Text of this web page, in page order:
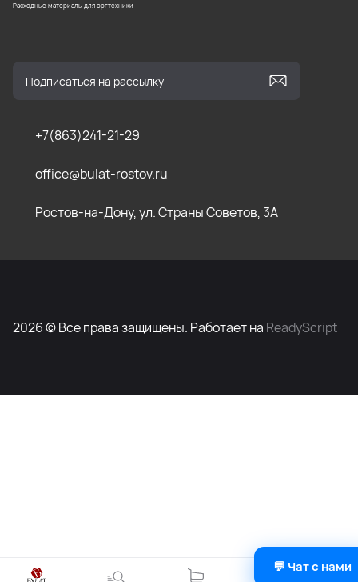
Расходные материалы для оргтехники
+7(863)241-21-29
office@bulat-rostov.ru
Ростов-на-Дону, ул. Страны Советов, 3А
2026 © Все права защищены. Работает на ReadyScript
💬 Чат с нами